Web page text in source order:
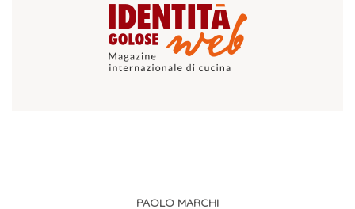
PAOLO MARCHI